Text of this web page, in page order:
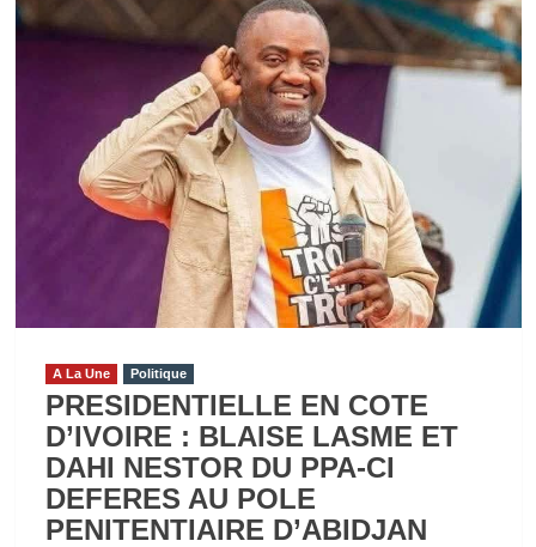
A La Une Politique
PRESIDENTIELLE EN COTE
D’IVOIRE : BLAISE LASME ET
DAHI NESTOR DU PPA-CI
DEFERES AU POLE
PENITENTIAIRE D’ABIDJAN